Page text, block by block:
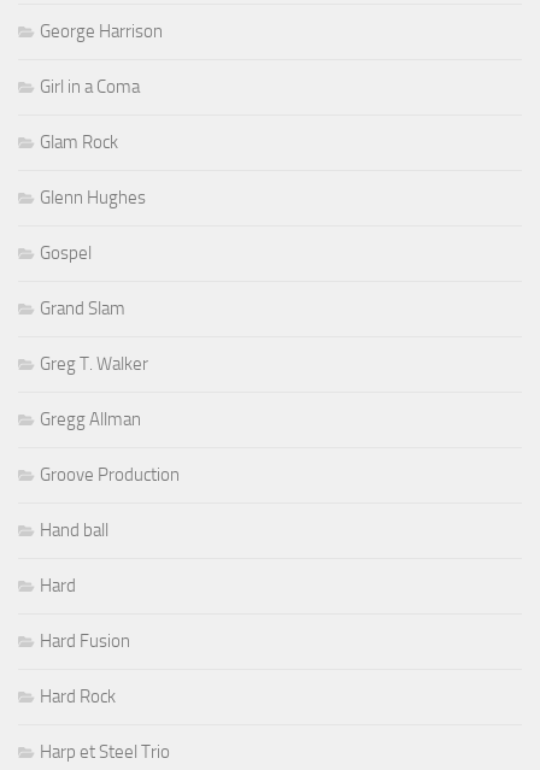
George Harrison
Girl in a Coma
Glam Rock
Glenn Hughes
Gospel
Grand Slam
Greg T. Walker
Gregg Allman
Groove Production
Hand ball
Hard
Hard Fusion
Hard Rock
Harp et Steel Trio